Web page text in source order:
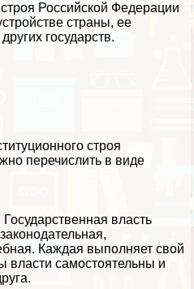
Российской Федерации
страны, ее
государств.
строя
перечислить в виде
Государственная власть
Каждая выполняет свой
власти самостоятельны и